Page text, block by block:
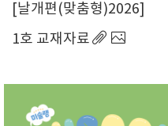
날개편(맞춤형)2026
1호 교재자료